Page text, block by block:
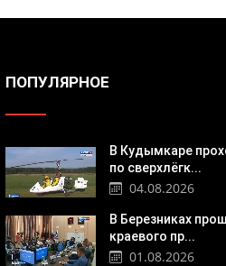
ПОПУЛЯРНОЕ
В Кудымкаре
по сверхлёгк...
04.08.2026
В Березниках
краевого пр...
01.08.2026